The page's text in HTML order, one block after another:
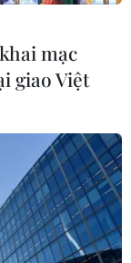
thông
dài liên tục
mạc
giao Việt